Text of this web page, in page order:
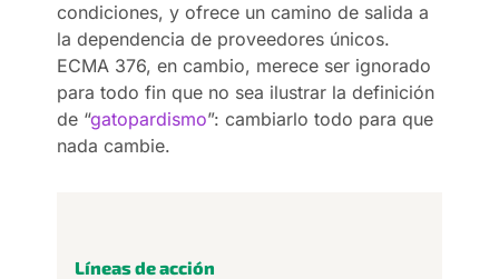
condiciones, y ofrece un camino de salida a
la dependencia de proveedores únicos.
ECMA 376, en cambio, merece ser ignorado
para todo fin que no sea ilustrar la definición
de “gatopardismo”: cambiarlo todo para que
nada cambie.
Líneas de acción